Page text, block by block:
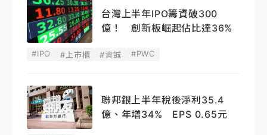
台灣上半年IPO籌資破300
億！ 創新板崛起佔比達36%
#IPO #上市櫃 #資誠 #PWC
聯邦銀上半年稅後淨利35.4
億、年增34% EPS 0.65元